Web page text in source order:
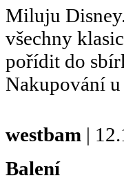
Miluju
všechny
pořídit do
Nakupování
westbam |
Balení